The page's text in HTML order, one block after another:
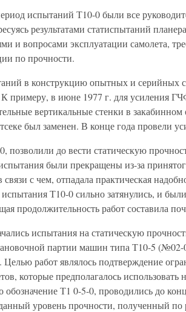
испытаний Т10-0 были все
результатами статиспытаний
и вопросами эксплуатации самолета,
по прочности.
в конструкцию опытных и серийных
К примеру, в июне 1977 г. для усиления
вертикальные стенки в закабинном
был заменен. В конце года провели
до вести статическую
были прекращены из-за
с чем, отпадала практическая
Т10-0 сильно затянулись, и
продолжительность работ составила
испытания на статическую
партии машин типа Т10-5
работ являлось подтверждение
которые предполагалось
Т1 0-5-0, проводились до
уровень прочности, полученный по